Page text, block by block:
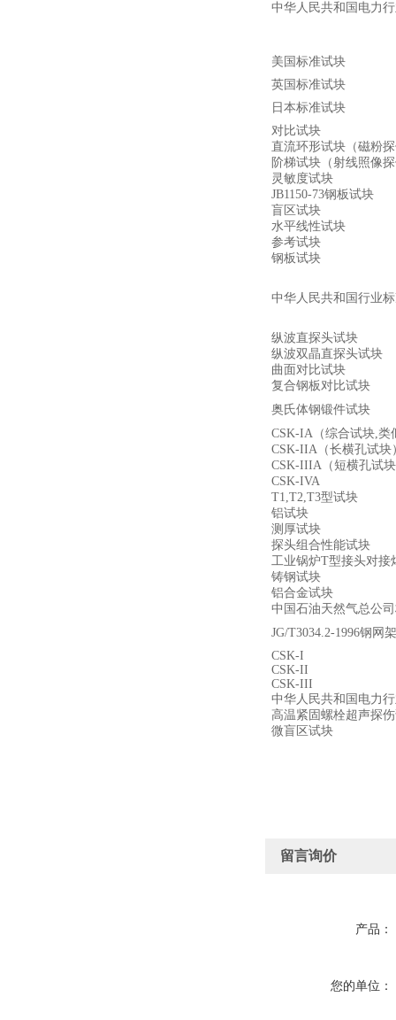
中华人民共和国电力
美国标准试块
英国标准试块
日本标准试块
对比试块
直流环形试块 （磁粉
阶梯试块 （射线照像
灵敏度试块
JB1150-73钢板试块
盲区试块
水平线性试块
参考试块
钢板试块
中华人民共和国行业
纵波直探头试块
纵波双晶直探头试块
曲面对比试块
复合钢板对比试块
奥氏体钢锻件试块
CSK-IA（综合试块,类
CSK-IIA（长横孔试块
CSK-IIIA（ 短横孔试块
CSK-IVA
T1,T2,T3型试块
铝试块
测厚试块
探头组合性能试块
工业锅炉T型接头对接
铸钢试块
铝合金试块
中国石油天然气总公
JG/T3034.2-1996钢网
CSK-I
CSK-II
CSK-III
中华人民共和国电力
高温紧固螺栓超声探
微盲区试块
留言询价
产品：
您的单位：